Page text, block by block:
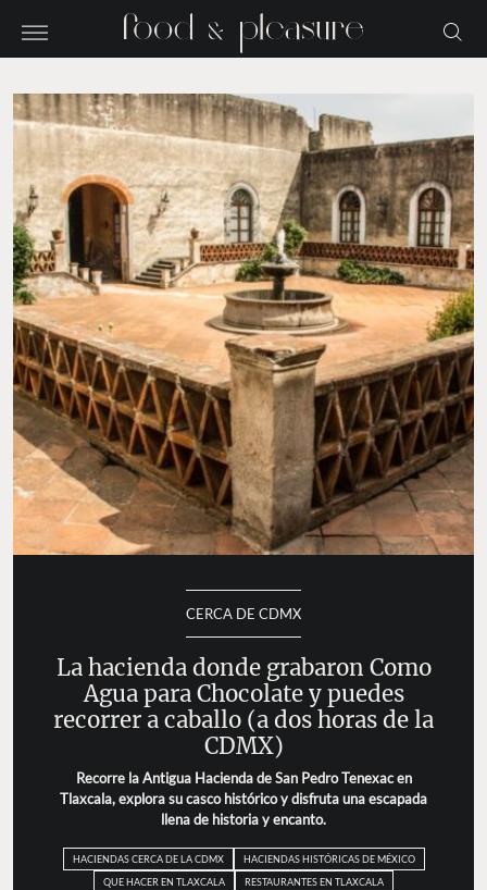
CERCA DE CDMX
La hacienda donde grabaron Como
Agua para Chocolate y puedes
recorrer a caballo (a dos horas de la
CDMX)
Recorre la Antigua Hacienda de San Pedro Tenexac en
Tlaxcala, explora su casco histórico y disfruta una escapada
llena de historia y encanto.
HACIENDAS CERCA DE LA CDMX
HACIENDAS HISTÓRICAS DE MÉXICO
QUE HACER EN TLAXCALA
RESTAURANTES EN TLAXCALA